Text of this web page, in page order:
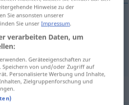
"incontinente"
Hinweise zu der
Sie ansonsten unserer
Sie unserImpressum.
verarbeiten Daten, um
Geräteeigenschaften zur
von und/oder Zugriff auf
Personalisierte Werbung und Inhalte,
Zielgruppenforschung und